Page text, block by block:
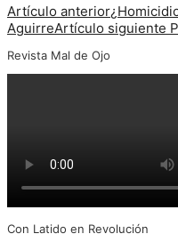
Artículo anterior
AguirreArtículo siguiente
Revista Mal de Ojo
Con Latido en Revolución